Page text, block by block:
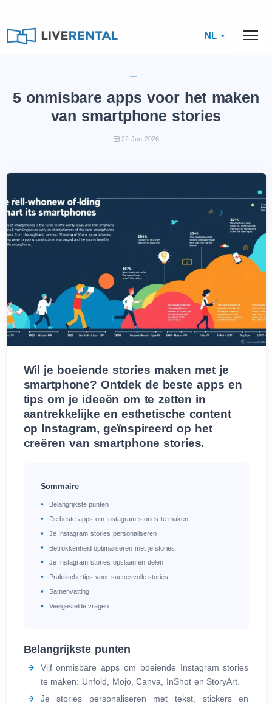
NL
5 onmisbare apps voor het maken
van smartphone stories
22 Jun 2026
Wil je boeiende stories maken met je
smartphone? Ontdek de beste apps en
tips om je ideeën om te zetten in
aantrekkelijke en esthetische content
op Instagram, geïnspireerd op het
creëren van smartphone stories.
Sommaire
Belangrijkste punten
De beste apps om Instagram stories te maken
Je Instagram stories personaliseren
Betrokkenheid optimaliseren met je stories
Je Instagram stories opslaan en delen
Praktische tips voor succesvolle stories
Samenvatting
Veelgestelde vragen
Belangrijkste punten
Vijf onmisbare apps om boeiende Instagram stories
te maken: Unfold, Mojo, Canva, InShot en StoryArt.
Je stories personaliseren met tekst, stickers en